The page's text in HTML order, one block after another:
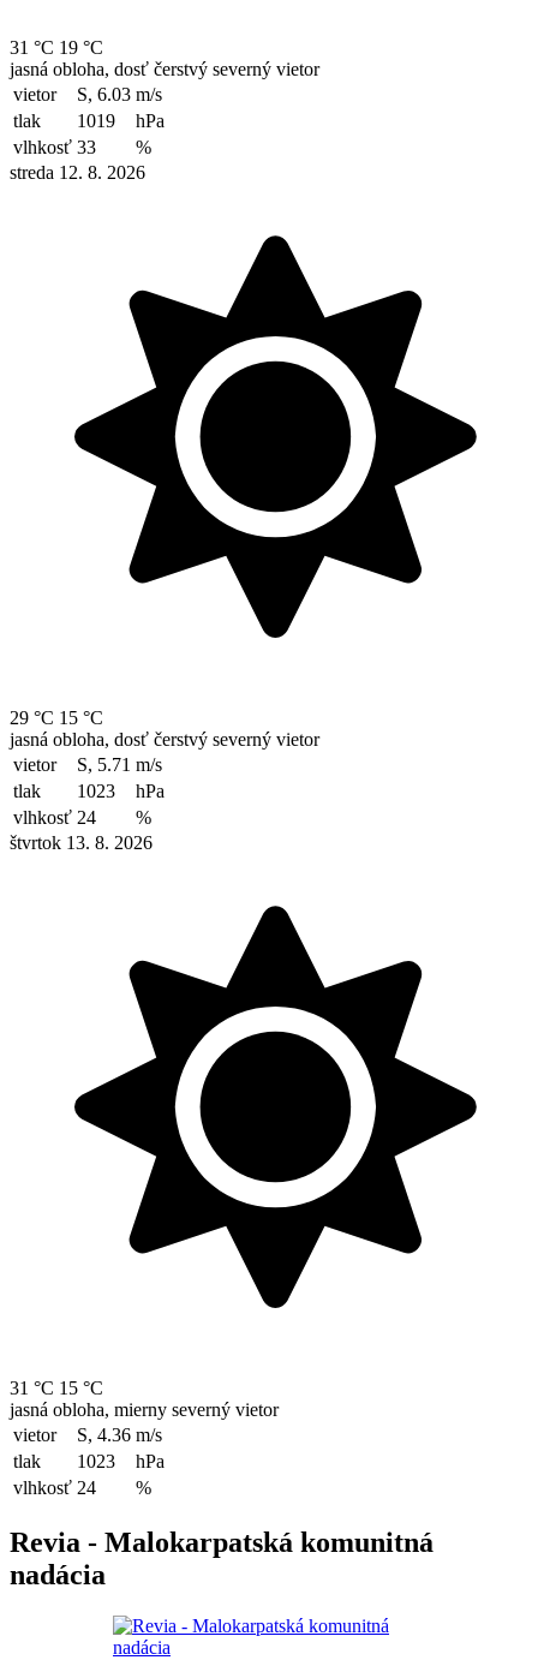
31 °C 19 °C
jasná obloha, dosť čerstvý severný vietor
vietor
S, 6.03 m/s
tlak
1019
hPa
vlhkosť 33
%
streda 12. 8. 2026
29 °C 15 °C
jasná obloha, dosť čerstvý severný vietor
vietor
S, 5.71 m/s
tlak
1023
hPa
vlhkosť 24
%
štvrtok 13. 8. 2026
31 °C 15 °C
jasná obloha, mierny severný vietor
vietor
S, 4.36 m/s
tlak
1023
hPa
vlhkosť 24 %
Revia - Malokarpatská komunitná
nadácia